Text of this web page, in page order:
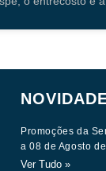
Promoções da
a 08 de Agosto
Ver Tudo »